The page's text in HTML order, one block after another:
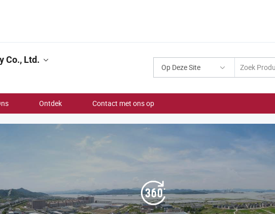
Op Deze Site
Co., Ltd.
Ontdek Contact met ons op